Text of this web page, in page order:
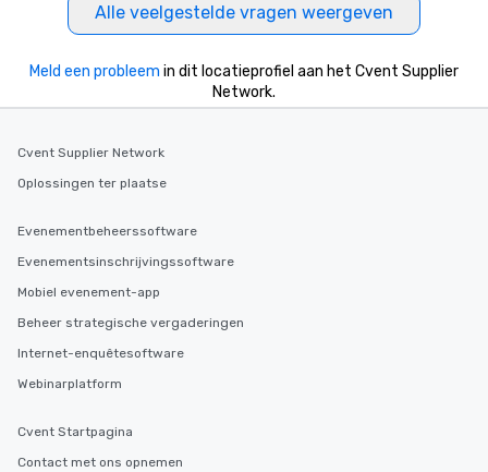
business hours or
after work, we can
needs. Go for as Long or as Short as
You Like Along with
Alle veelgestelde vragen weergeven
Meld een probleem in dit locatieprofiel aan het Cvent Supplier
Network.
Cvent Supplier Network
Oplossingen ter plaatse
Evenementbeheerssoftware
Evenementsinschrijvingssoftware
Mobiel evenement-app
Beheer strategische vergaderingen
Internet-enquêtesoftware
Webinarplatform
Cvent Startpagina
Contact met ons opnemen